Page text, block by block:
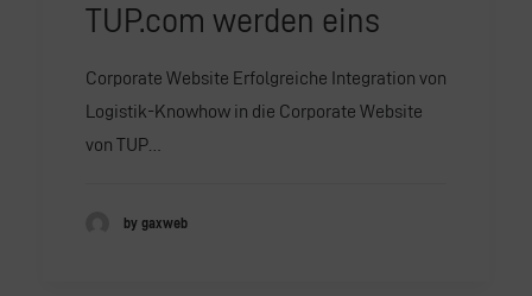
TUP.com werden eins
Corporate Website Erfolgreiche Integration von
Logistik-Knowhow in die Corporate Website
von TUP…
by gaxweb